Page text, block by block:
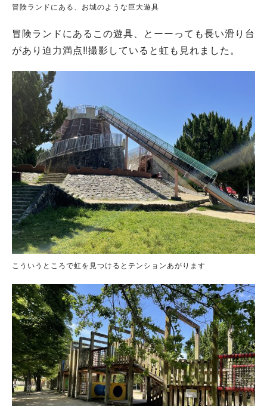
冒険ランドにある、お城のような巨大遊具
冒険ランドにあるこの遊具、とーーっても長い滑り台
があり迫力満点‼︎撮影していると虹も見れました。
こういうところで虹を見つけるとテンションあがります